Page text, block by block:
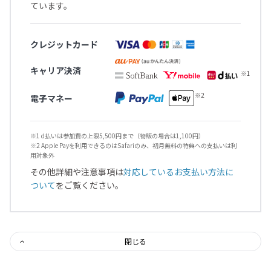
ています。
クレジットカード
キャリア決済
電子マネー
※1 d払いは参加費の上限5,500円まで（物販の場合は1,100円）
※2 Apple Payを利用できるのはSafariのみ、初月無料の特典への支払いは利
用対象外
その他詳細や注意事項は対応しているお支払い方法に
ついてをご覧ください。
閉じる